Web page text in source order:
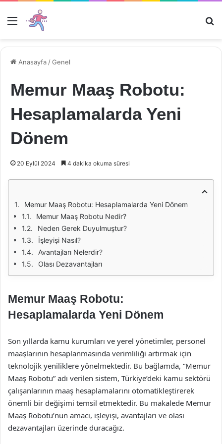
Menü
Anasayfa /Genel
Memur Maaş Robotu:
Hesaplamalarda Yeni
Dönem
20 Eylül 2024 4 dakika okuma süresi
Memur Maaş Robotu: Hesaplamalarda Yeni Dönem
Memur Maaş Robotu Nedir?
Neden Gerek Duyulmuştur?
İşleyişi Nasıl?
Avantajları Nelerdir?
Olası Dezavantajları
Memur Maaş Robotu:
Hesaplamalarda Yeni Dönem
Son yıllarda kamu kurumları ve yerel yönetimler, personel
maaşlarının hesaplanmasında verimliliği artırmak için
teknolojik yeniliklere yönelmektedir. Bu bağlamda, “Memur
Maaş Robotu” adı verilen sistem, Türkiye’deki kamu sektörü
çalışanlarının maaş hesaplamalarını otomatikleştirerek
önemli bir değişimi temsil etmektedir. Bu makalede Memur
Maaş Robotu’nun amacı, işleyişi, avantajları ve olası
dezavantajları üzerinde duracağız.